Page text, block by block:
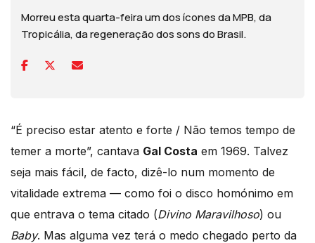
Morreu esta quarta-feira um dos ícones da MPB, da
Tropicália, da regeneração dos sons do Brasil.
“É preciso estar atento e forte / Não temos tempo de
temer a morte”, cantava Gal Costa em 1969. Talvez
seja mais fácil, de facto, dizê-lo num momento de
vitalidade extrema — como foi o disco homónimo em
que entrava o tema citado (Divino Maravilhoso) ou
Baby. Mas alguma vez terá o medo chegado perto da